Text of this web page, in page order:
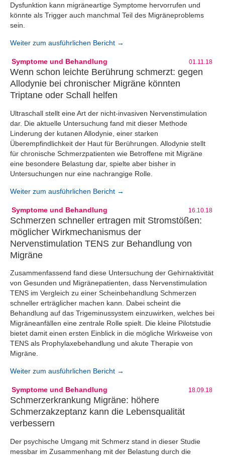
Dysfunktion kann migräneartige Symptome hervorrufen und
könnte als Trigger auch manchmal Teil des Migräneproblems
sein.
Weiter zum ausführlichen Bericht →
Symptome und Behandlung 01.11.18
Wenn schon leichte Berührung schmerzt: gegen
Allodynie bei chronischer Migräne könnten
Triptane oder Schall helfen
Ultraschall stellt eine Art der nicht-invasiven Nervenstimulation
dar. Die aktuelle Untersuchung fand mit dieser Methode
Linderung der kutanen Allodynie, einer starken
Überempfindlichkeit der Haut für Berührungen. Allodynie stellt
für chronische Schmerzpatienten wie Betroffene mit Migräne
eine besondere Belastung dar, spielte aber bisher in
Untersuchungen nur eine nachrangige Rolle.
Weiter zum ausführlichen Bericht →
Symptome und Behandlung 16.10.18
Schmerzen schneller ertragen mit Stromstößen:
möglicher Wirkmechanismus der
Nervenstimulation TENS zur Behandlung von
Migräne
Zusammenfassend fand diese Untersuchung der Gehirnaktivität
von Gesunden und Migränepatienten, dass Nervenstimulation
TENS im Vergleich zu einer Scheinbehandlung Schmerzen
schneller erträglicher machen kann. Dabei scheint die
Behandlung auf das Trigeminussystem einzuwirken, welches bei
Migräneanfällen eine zentrale Rolle spielt. Die kleine Pilotstudie
bietet damit einen ersten Einblick in die mögliche Wirkweise von
TENS als Prophylaxebehandlung und akute Therapie von
Migräne.
Weiter zum ausführlichen Bericht →
Symptome und Behandlung 18.09.18
Schmerzerkrankung Migräne: höhere
Schmerzakzeptanz kann die Lebensqualität
verbessern
Der psychische Umgang mit Schmerz stand in dieser Studie
messbar im Zusammenhang mit der Belastung durch die